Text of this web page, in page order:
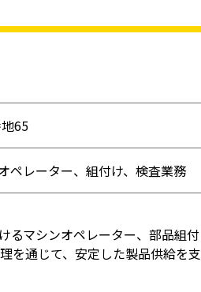
65
ペレーター、組付け、検査業務
るマシンオペレーター、部品組
を通じて、安定した製品供給を